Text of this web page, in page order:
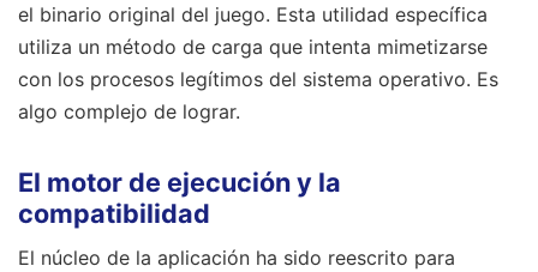
el binario original del juego. Esta utilidad específica
utiliza un método de carga que intenta mimetizarse
con los procesos legítimos del sistema operativo. Es
algo complejo de lograr.
El motor de ejecución y la
compatibilidad
El núcleo de la aplicación ha sido reescrito para